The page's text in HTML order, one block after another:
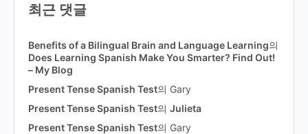
최근 댓글
Benefits of a Bilingual Brain and Language Learning의
Does Learning Spanish Make You Smarter? Find Out!
– My Blog
Present Tense Spanish Test의 Gary
Present Tense Spanish Test의 Julieta
Present Tense Spanish Test의 Gary